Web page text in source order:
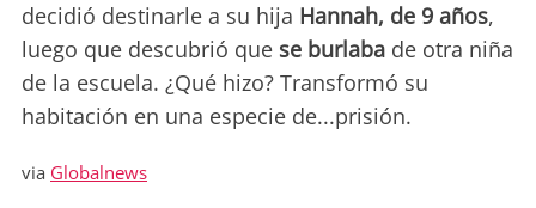
decidió destinarle a su hija Hannah, de 9 años,
luego que descubrió que se burlaba de otra niña
de la escuela. ¿Qué hizo? Transformó su
habitación en una especie de...prisión.
via Globalnews